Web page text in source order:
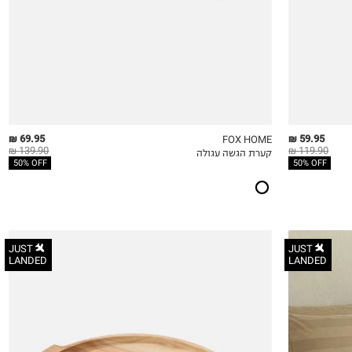
59.95 ₪
119.90 ₪
50% OFF
MY LIST
69.95 ₪
139.90 ₪
50% OFF
FOX HOME
קערת הגשה עגולה
JUST
LANDED
JUST
LANDED